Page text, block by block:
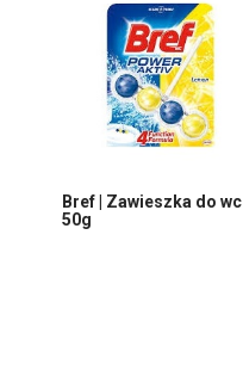
Bref | Zawieszka do wc
50g